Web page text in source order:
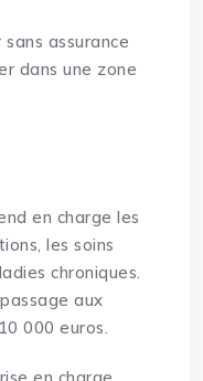
sans assurance
dans une zone
en charge les
les soins
chroniques.
aux
000 euros.